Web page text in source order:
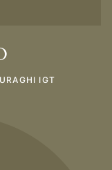
IGT